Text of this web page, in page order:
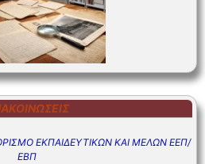
ΕΚΠΑΙΔΕΥΤΙΚΩΝ ΚΑΙ ΜΕΛΩΝ ΕΕΠ/
ΕΒΠ